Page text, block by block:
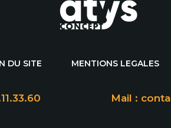
DU SITE MENTIONS LEGALES
Mail :